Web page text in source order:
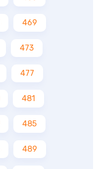
469
473
477
481
485
489